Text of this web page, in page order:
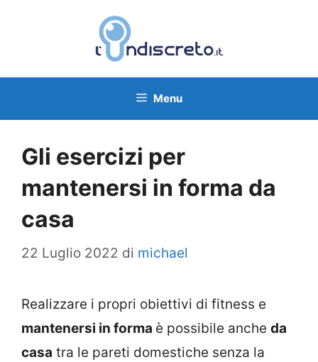
Menu
Gli esercizi per
mantenersi in forma da
casa
22 Luglio 2022 di michael
Realizzare i propri obiettivi di fitness e
mantenersi in forma è possibile anche da
casa tra le pareti domestiche senza la